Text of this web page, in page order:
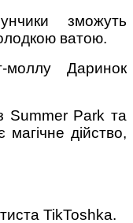
зможуть
ватою.
моллу Даринок
Summer Park та
дійство,
TikToshka.